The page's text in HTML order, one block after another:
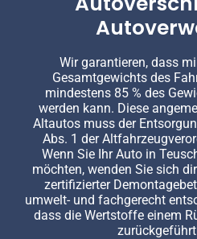
Wir garantieren, dass
Gesamtgewichts des
mindestens 85 % des
werden kann. Diese
Altautos muss der
Abs. 1 der
Wenn Sie Ihr Auto in
möchten, wenden Sie sich
zertifizierter
umwelt- und fachgerecht
dass die Wertstoffe einem